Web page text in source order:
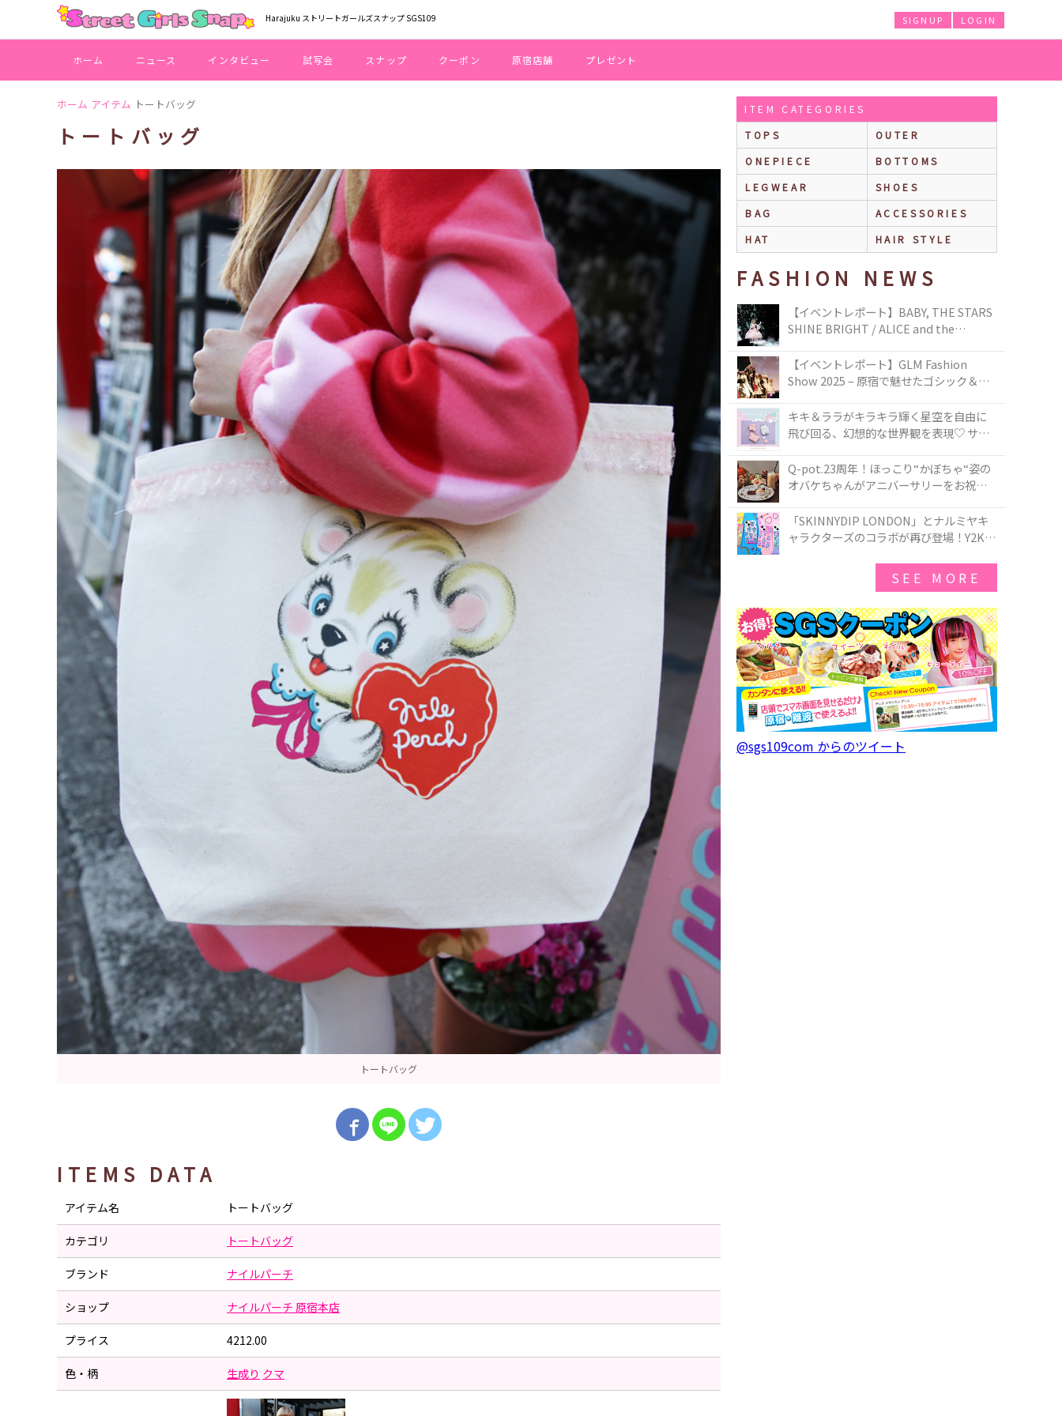
Harajuku ストリートガールズスナップ SGS109 LOGIN
SIGNUP
ホーム ニュース インタビュー 試写会 スナップ クーポン 原宿店舗 プレゼント
ホーム アイテム トートバッグ
トートバッグ
トートバッグ
ITEMS DATA
アイテム名 トートバッグ
カテゴリ トートバッグ
ブランド ナイルパーチ
ショップ ナイルパーチ 原宿本店
プライス 4212.00
色・柄 生成り クマ
ITEM CATEGORIES
TOPS
OUTER
ONEPIECE
BOTTOMS
LEGWEAR
SHOES
BAG
ACCESSORIES
HAT
HAIR STYLE
FASHION NEWS
【イベントレポート】BABY, THE STARS
SHINE BRIGHT / ALICE and the
TOKYO
【イベントレポート】GLM Fashion
Show 2025 – 原宿で魅せたゴシック＆ロ
キキ＆ララがキラキラ輝く星空を自由に
飛び回る、幻想的な世界観を表現♡ サマ
50周年アニバーサリーイヤー』を記念し
たコレクションが登場
Q-pot.23周年！ほっこり“かぼちゃ“姿の
オバケちゃんがアニバーサリーをお祝い
ー」が新発売！Q-pot CAFE.では「かぼち
ゃのオバケーキプレート」も登場
「SKINNYDIP LONDON」とナルミヤキ
ャラクターズのコラボが再び登場！Y2Kム
SEE MORE
@sgs109com からのツイート